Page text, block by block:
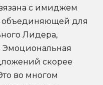
с имиджем
объединяющей для
Лидера,
Эмоциональная
скорее
во многом